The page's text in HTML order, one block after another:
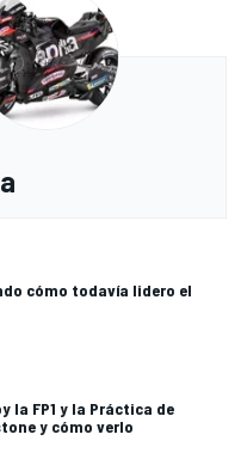
cómo todavía lidero el
la FP1 y la Práctica de
y cómo verlo